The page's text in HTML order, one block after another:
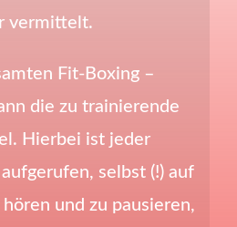
vermittelt.
Fit-Boxing –
die zu trainierende
Hierbei ist jeder
selbst (!) auf
und zu pausieren,